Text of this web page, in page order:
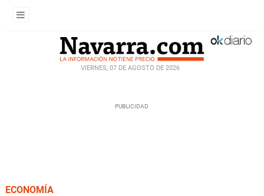
VIERNES, 07 DE AGOSTO DE 2026
ECONOMÍA